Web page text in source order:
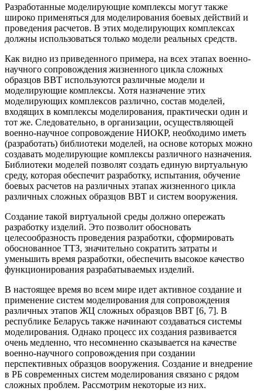
Разработанные моделирующие комплексы могут также
широко применяться для моделирования боевых действий и
проведения расчетов. В этих моделирующих комплексах
должны использоваться только модели реальных средств.
Как видно из приведенного примера, на всех этапах военно-
научного сопровождения жизненного цикла сложных
образцов ВВТ используются различные модели и
моделирующие комплексы. Хотя назначение этих
моделирующих комплексов различно, состав моделей,
входящих в комплексы моделирования, практически один и
тот же. Следовательно, в организации, осуществляющей
военно-научное сопровождение НИОКР, необходимо иметь
(разработать) библиотеки моделей, на основе которых можно
создавать моделирующие комплексы различного назначения.
Библиотеки моделей позволят создать единую виртуальную
среду, которая обеспечит разработку, испытания, обучение
боевых расчетов на различных этапах жизненного цикла
различных сложных образцов ВВТ и систем вооружения.
Создание такой виртуальной среды должно опережать
разработку изделий. Это позволит обосновать
целесообразность проведения разработки, сформировать
обоснованное ТТЗ, значительно сократить затраты и
уменьшить время разработки, обеспечить высокое качество
функционирования разрабатываемых изделий.
В настоящее время во всем мире идет активное создание и
применение систем моделирования для сопровождения
различных этапов ЖЦ сложных образцов ВВТ [6, 7]. В
республике Беларусь также начинают создаваться системы
моделирования. Однако процесс их создания развивается
очень медленно, что несомненно сказывается на качестве
военно-научного сопровождения при создании
перспективных образцов вооружения. Создание и внедрение
в РБ современных систем моделирования связано с рядом
сложных проблем. Рассмотрим некоторые из них.